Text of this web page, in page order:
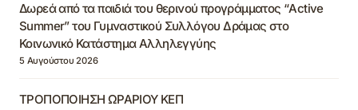
Δωρεά από τα παιδιά του θερινού προγράμματος “Active
Summer” του Γυμναστικού Συλλόγου Δράμας στο
Κοινωνικό Κατάστημα Αλληλεγγύης
5 Αυγούστου 2026
ΤΡΟΠΟΠΟΙΗΣΗ ΩΡΑΡΙΟΥ ΚΕΠ